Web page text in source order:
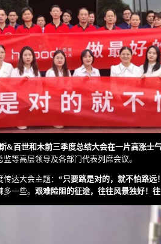
百世和木前三季度总结大会在一片高涨士气
等高层领导及各部门代表列席会议。
达大会主题： “只要路是对的，就不怕路远
一些。 艰难险阻的征途，往往风景独好！